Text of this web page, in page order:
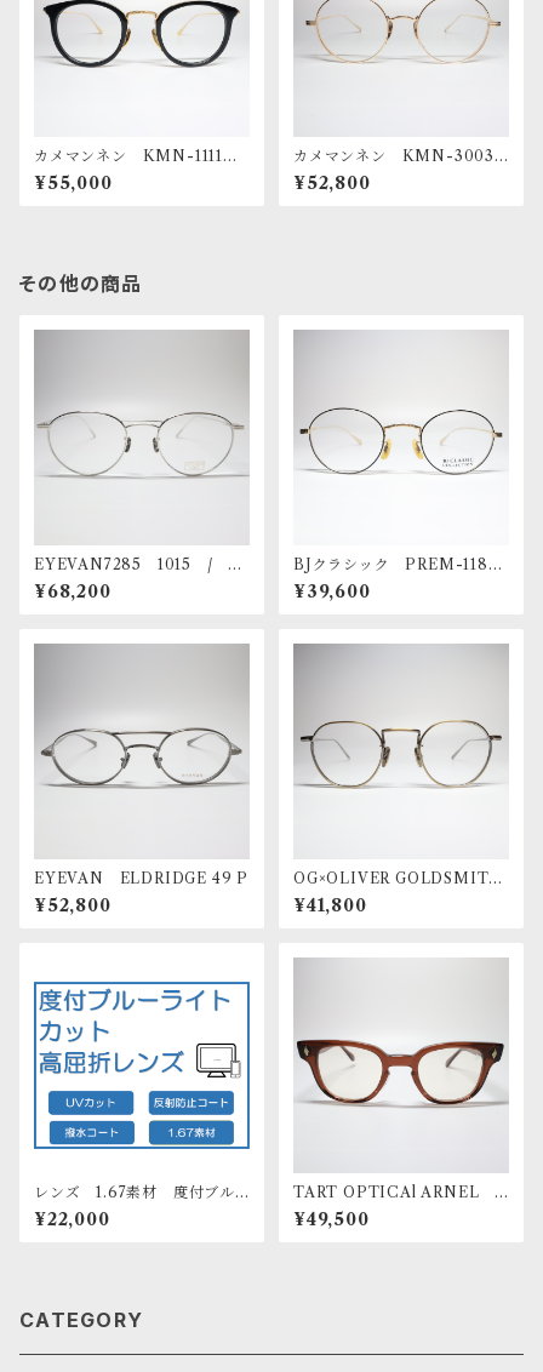
カメマンネン KMN-1111 4
6 BK/YG
¥55,000
カメマンネン KMN-3003
RG
¥52,800
その他の商品
EYEVAN7285 1015 / c.
800812
¥68,200
BJクラシック PREM-118S
NT (45) C-1-1F
¥39,600
EYEVAN ELDRIDGE 49 P
¥52,800
OG×OLIVER GOLDSMITH
NOUN X A GOLD
¥41,800
レンズ 1.67素材 度付ブル
ーライト＆UVカット高屈折メ
ガネレンズ
¥22,000
TART OPTICAl ARNEL B
RYAN（44） 006 CLASSIC
BROWN
¥49,500
CATEGORY